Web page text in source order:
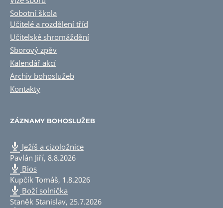
Sobotní škola
Učitelé a rozdělení tříd
Učitelské shromáždění
Sborový zpěv
Kalendář akcí
Archiv bohoslužeb
Kontakty
ZÁZNAMY BOHOSLUŽEB
Ježíš a cizoložnice
Pavlán Jiří, 8.8.2026
Bios
Kupčík Tomáš, 1.8.2026
Boží solnička
Staněk Stanislav, 25.7.2026